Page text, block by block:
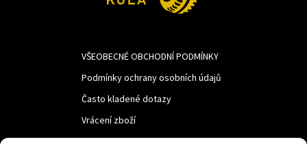
VŠEOBECNÉ OBCHODNÍ PODMÍNKY
Podmínky ochrany osobních údajů
Často kladené dotazy
Vrácení zboží